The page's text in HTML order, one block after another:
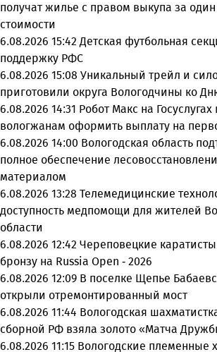
получат жилье с правом выкупа за
стоимости
6.08.2026 15:42 Детская футбольная
поддержку РФС
6.08.2026 15:08 Уникальный трейл и
приготовили округа Вологодчины ко
6.08.2026 14:31 Робот Макс на
вологжанам оформить выплату на
6.08.2026 14:00 Вологодская область
полное обеспечение
материалом
6.08.2026 13:28 Телемедицинские
доступность медпомощи для жителей
области
6.08.2026 12:42 Череповецкие
бронзу на Russia Open - 2026
6.08.2026 12:09 В поселке Щепье
открыли отремонтированный мост
6.08.2026 11:44 Вологодская
сборной РФ взяла золото «Матча
6.08.2026 11:15 Вологодские племенные